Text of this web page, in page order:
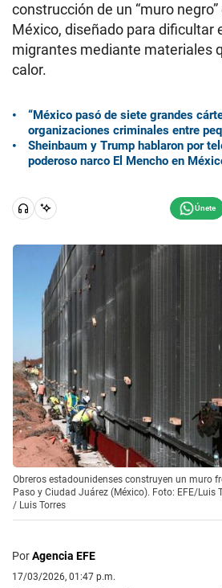
construcción de un “muro
México, diseñado para dificultar
migrantes mediante materiales
calor.
“México pasó de siete grandes
organizaciones criminales entre
Sheinbaum y Trump hablaron por
poderoso narco El Mencho en
Obreros estadounidenses construyen un muro
Paso y Ciudad Juárez (México). Foto: EFE/Luis
/ Luis Torres
PorAgencia EFE
17/03/2026, 01:47 p.m.